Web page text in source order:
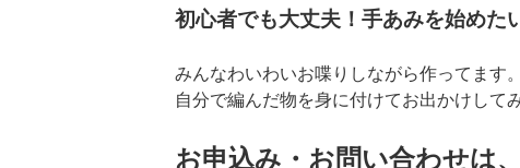
初心者でも大丈夫！手あみを始めた
みんなわいわいお喋りしながら作ってます。
自分で編んだ物を身に付けてお出かけして
お申込み・お問い合わせは、